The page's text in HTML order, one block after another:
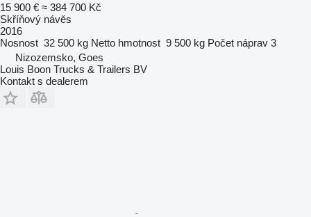
15 900 € ≈ 384 700 Kč
Skříňový návěs
2016
Nosnost 32 500 kg Netto hmotnost 9 500 kg Počet náprav 3
Nizozemsko, Goes
Louis Boon Trucks & Trailers BV
Kontakt s dealerem